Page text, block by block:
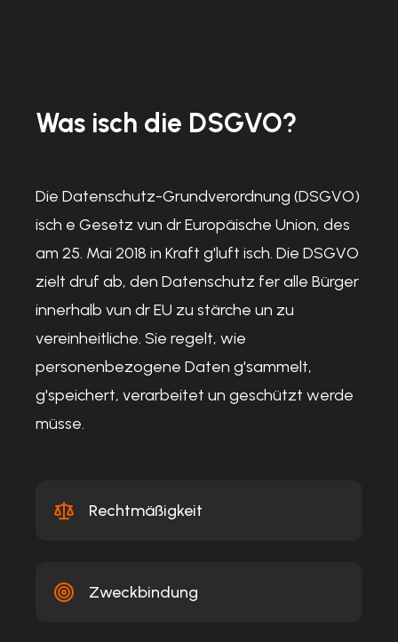
Was isch die DSGVO?
Die Datenschutz-Grundverordnung (DSGVO)
isch e Gesetz vun dr Europäische Union, des
am 25. Mai 2018 in Kraft g'luft isch. Die DSGVO
zielt druf ab, den Datenschutz fer alle Bürger
innerhalb vun dr EU zu stärche un zu
vereinheitliche. Sie regelt, wie
personenbezogene Daten g'sammelt,
g'speichert, verarbeitet un geschützt werde
müsse.
Rechtmäßigkeit
Zweckbindung